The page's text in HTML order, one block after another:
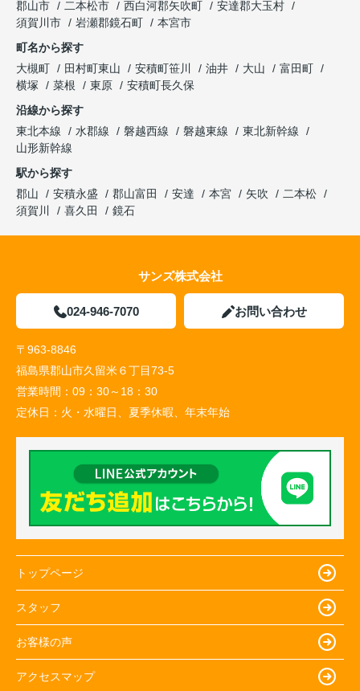
郡山市
二本松市 西白河郡矢吹町
安達郡大玉村
須賀川市
岩瀬郡鏡石町
本宮市
町名から探す
大槻町
田村町東山 安積町笹川 油井 大山
富田町
横塚
菜根 東原
安積町長久保
沿線から探す
東北本線
水郡線 磐越西線 磐越東線
東北新幹線
山形新幹線
駅から探す
郡山
安積永盛 郡山富田 安達 本宮 矢吹
二本松
須賀川
喜久田 鏡石
サンズ株式会社
024-946-7070 お問い合わせ
〒963-8846
福島県郡山市久留米６丁目73-5
営業時間： 09：30～18：30
定休日： 火・水曜日、夏季休暇、年末年始
トップページ
スタッフ
お客様の声
アクセスマップ